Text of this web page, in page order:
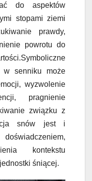
do aspektów
stopami ziemi
prawdy,
powrotu do
w senniku może
wyzwolenie
pragnienie
związku z
snów jest i
kontekstu
śniącej.